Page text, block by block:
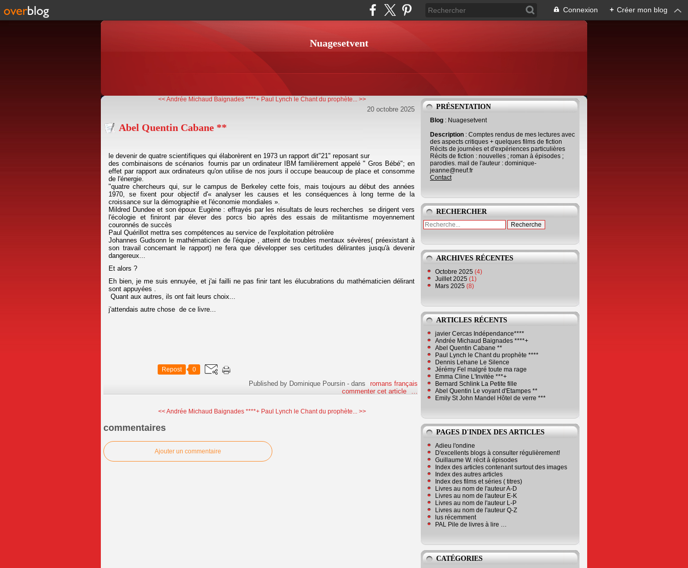
Connexion + Créer mon blog
Nuagesetvent
<< Andrée Michaud Baignades ****+ Paul Lynch le Chant du prophète... >>
20 octobre 2025
Abel Quentin Cabane **
le devenir de quatre scientifiques qui élaborèrent en 1973 un rapport dit"21" reposant sur
des combinaisons de scénarios fournis par un ordinateur IBM familièrement appelé " Gros Bébé"; en
effet par rapport aux ordinateurs qu'on utilise de nos jours il occupe beaucoup de place et consomme
de l'énergie.
"quatre chercheurs qui, sur le campus de Berkeley cette fois, mais toujours au début des années
1970, se fixent pour objectif d'« analyser les causes et les conséquences à long terme de la
croissance sur la démographie et l'économie mondiales ».
Mildred Dundee et son époux Eugène : effrayés par les résultats de leurs recherches se dirigent vers
l'écologie et finiront par élever des porcs bio après des essais de militantisme moyennement
couronnés de succès
Paul Quérillot mettra ses compétences au service de l'exploitation pétrolière
Johannes Gudsonn le mathématicien de l'équipe , atteint de troubles mentaux sévères( préexistant à
son travail concernant le rapport) ne fera que développer ses certitudes délirantes jusqu'à devenir
dangereux...
Et alors ?
Eh bien, je me suis ennuyée, et j'ai failli ne pas finir tant les élucubrations du mathématicien délirant
sont appuyées .
Quant aux autres, ils ont fait leurs choix...
j'attendais autre chose de ce livre...
Repost 0
Published by Dominique Poursin -dans
romans français
commenter cet article
…
<< Andrée Michaud Baignades ****+ Paul Lynch le Chant du prophète... >>
commentaires
Ajouter un commentaire
PRÉSENTATION
Blog : Nuagesetvent
Description : Comptes rendus de mes lectures avec
des aspects critiques + quelques films de fiction
Récits de journées et d'expériences particulières
Récits de fiction : nouvelles ; roman à épisodes ;
parodies. mail de l'auteur : dominique-
jeanne@neuf.fr
Contact
RECHERCHER
ARCHIVES RÉCENTES
Octobre 2025 (4)
Juillet 2025 (1)
Mars 2025 (8)
ARTICLES RÉCENTS
javier Cercas Indépendance****
Andrée Michaud Baignades ****+
Abel Quentin Cabane **
Paul Lynch le Chant du prophète ****
Dennis Lehane Le Silence
Jérémy Fel malgré toute ma rage
Emma Cline L'Invitée ***+
Bernard Schlink La Petite fille
Abel Quentin Le voyant d'Etampes **
Emily St John Mandel Hôtel de verre ***
PAGES D'INDEX DES ARTICLES
Adieu l'ondine
D'excellents blogs à consulter régulièrement!
Guillaume W. récit à épisodes
Index des articles contenant surtout des images
Index des autres articles
Index des films et séries ( titres)
Livres au nom de l'auteur A-D
Livres au nom de l'auteur E-K
Livres au nom de l'auteur L-P
Livres au nom de l'auteur Q-Z
lus récemment
PAL Pile de livres à lire …
CATÉGORIES